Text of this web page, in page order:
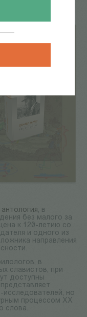
антология, в
без малого за
к 120-летию со
и одного из
направления
в
славистов, при
доступны
исследователей, но
процессом XX
слова.